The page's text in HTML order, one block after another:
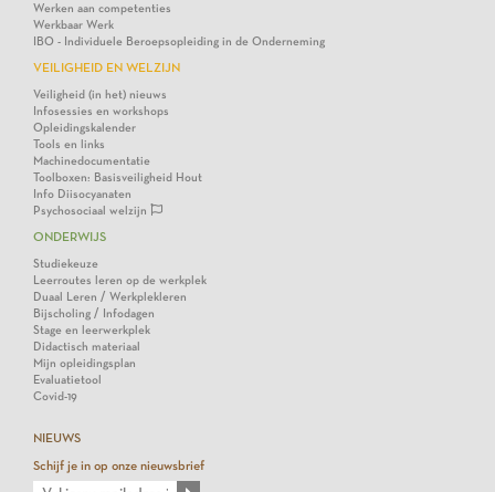
Werken aan competenties
Werkbaar Werk
IBO - Individuele Beroepsopleiding in de Onderneming
VEILIGHEID EN WELZIJN
Veiligheid (in het) nieuws
Infosessies en workshops
Opleidingskalender
Tools en links
Machinedocumentatie
Toolboxen: Basisveiligheid Hout
Info Diisocyanaten
Psychosociaal welzijn
ONDERWIJS
Studiekeuze
Leerroutes leren op de werkplek
Duaal Leren / Werkplekleren
Bijscholing / Infodagen
Stage en leerwerkplek
Didactisch materiaal
Mijn opleidingsplan
Evaluatietool
Covid-19
NIEUWS
Schijf je in op onze nieuwsbrief